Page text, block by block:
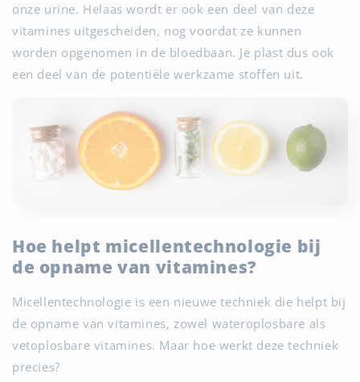
onze urine. Helaas wordt er ook een deel van deze
vitamines uitgescheiden, nog voordat ze kunnen
worden opgenomen in de bloedbaan. Je plast dus ook
een deel van de potentiële werkzame stoffen uit.
Hoe helpt micellentechnologie bij
de opname van vitamines?
Micellentechnologie is een nieuwe techniek die helpt bij
de opname van vitamines, zowel wateroplosbare als
vetoplosbare vitamines. Maar hoe werkt deze techniek
precies?